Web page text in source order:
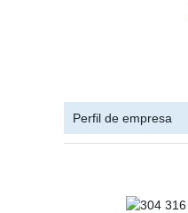
Perfil de empresa